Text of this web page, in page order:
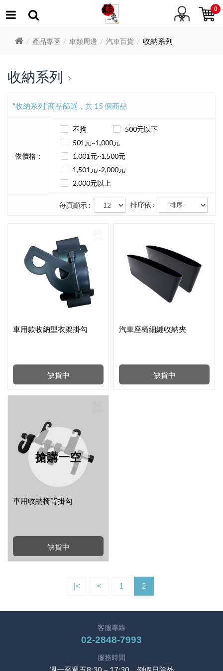
0
產品專區 車類周邊 汽車百貨 收納系列
收納系列
"收納系列"商品篩選，共 15 個商品
依價格：
不拘
500元以下
501元~1,000元
1,001元~1,500元
1,501元~2,000元
2,000元以上
排序依 :
每頁顯示 :
缺貨中
車用款收納型衣架掛勾
缺貨中
汽車座椅細縫收納夾
搶購一空
缺貨中
車用收納椅背掛勾
|< < 1 2
客服專線
02-2848-7993
服務時間